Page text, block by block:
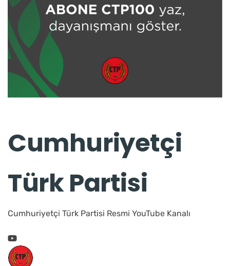
Cumhuriyetçi
Türk Partisi
Cumhuriyetçi Türk Partisi Resmi YouTube Kanalı